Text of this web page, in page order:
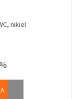
nikiel